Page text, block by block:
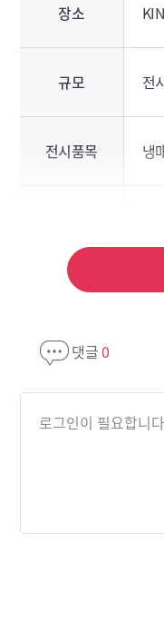
장소
규모 전
전시품목 냉
부대행사 개
주최/주관
웹사이트
댓글0
로그인이 필요합니